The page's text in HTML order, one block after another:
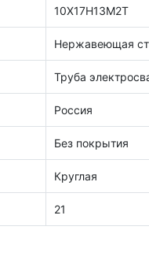
10Х17Н13М2Т
Нержавеющая
Труба
Россия
Без покрытия
Круглая
21